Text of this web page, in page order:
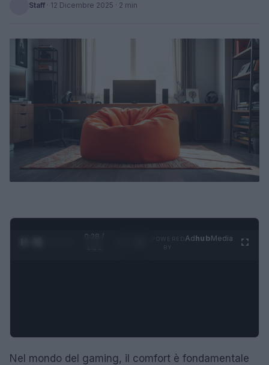
Staff · 12 Dicembre 2025 · 2 min
0:28 /
AdhubMedia
Nel mondo del gaming, il comfort è fondamentale